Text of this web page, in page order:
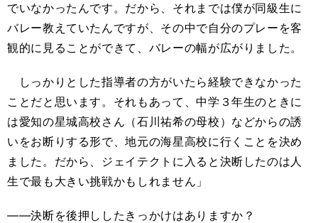
でいなかったんです。だから、それまでは僕が同級生に
バレー教えていたんですが、その中で自分のプレーを客
観的に見ることができて、バレーの幅が広がりました。
しっかりとした指導者の方がいたら経験できなかった
ことだと思います。それもあって、中学３年生のときに
は愛知の星城高校さん（石川祐希の母校）などからの誘
いをお断りする形で、地元の海星高校に行くことを決め
ました。だから、ジェイテクトに入ると決断したのは人
生で最も大きい挑戦かもしれません」
――決断を後押ししたきっかけはありますか？